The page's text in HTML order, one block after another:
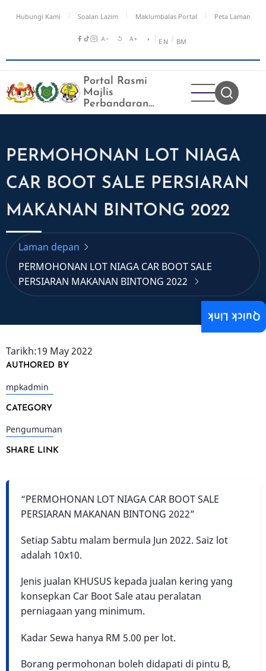
Hubungi Kami Soalan Lazim Maklumbalas Portal Peta Laman
A− ↺ A+ ◑ EN / BM
Portal Rasmi
Majlis
Perbandaran
Kangar
PERMOHONAN LOT NIAGA
CAR BOOT SALE PERSIARAN
MAKANAN BINTONG 2022
Laman depan
PERMOHONAN LOT NIAGA CAR BOOT SALE
PERSIARAN MAKANAN BINTONG 2022
Tarikh:19 May 2022
AUTHORED BY
mpkadmin
CATEGORY
Pengumuman
SHARE LINK
“PERMOHONAN LOT NIAGA CAR BOOT SALE
PERSIARAN MAKANAN BINTONG 2022”
Setiap Sabtu malam bermula Jun 2022. Saiz lot
adalah 10x10.
Jenis jualan KHUSUS kepada jualan kering yang
konsepkan Car Boot Sale atau peralatan
perniagaan yang minimum.
Kadar Sewa hanya RM 5.00 per lot.
Borang permohonan boleh didapati di pintu B,
Quick Link